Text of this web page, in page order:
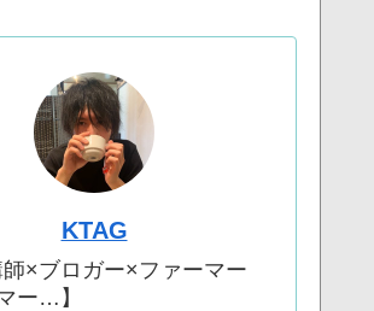
KTAG
師×ブロガー×ファーマー
ー…】